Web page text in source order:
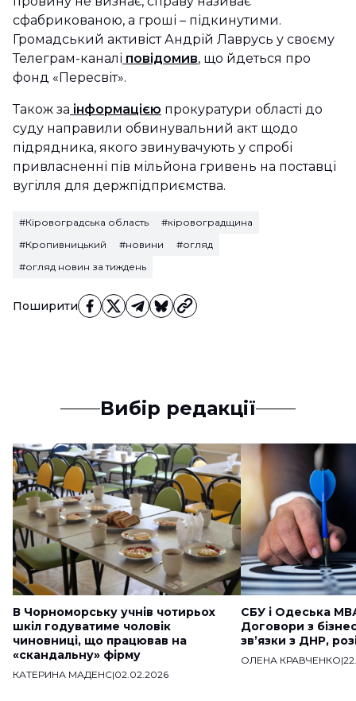
Поширити
сфабрикованою, а гроші – підкинутими.
Громадський активіст Андрій Лаврусь у своєму
Телеграм-каналі повідомив, що йдеться про
фонд «Пересвіт».
Також за інформацією прокуратури області до
суду направили обвинувальний акт щодо
підрядника, якого звинувачують у спробі
привласненні пів мільйона гривень на поставці
вугілля для держпідприємства.
#Кіровоградська область
#кіровоградщина
#Кропивницький
#новини
#огляд
#огляд новин за тиждень
Вибір редакції
В Чорноморську учнів чотирьох
шкіл годуватиме чоловік
чиновниці, що працював на
«скандальну» фірму
КАТЕРИНА МАДЕНС|02.02.2026
СБУ і Одеська
Договори з
звʼязки з ДНР,
ОЛЕНА КРАВЧЕНКО|